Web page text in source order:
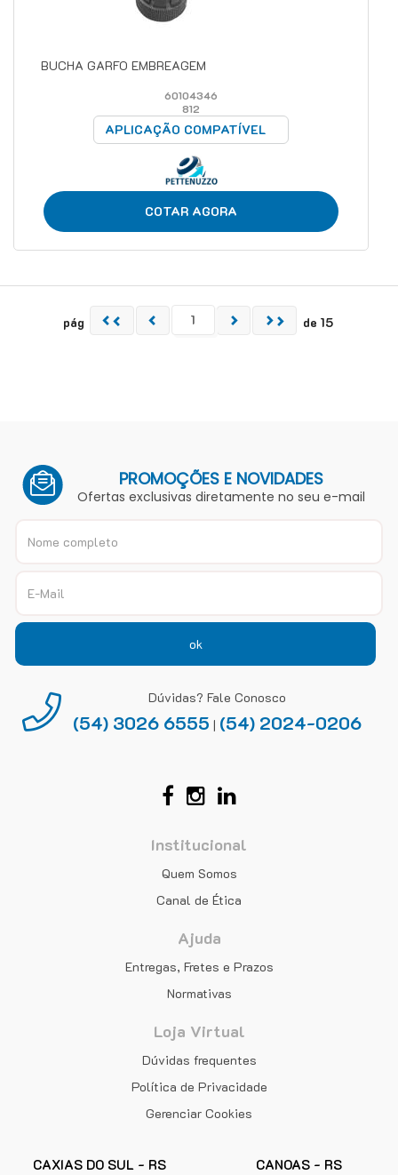
BUCHA GARFO EMBREAGEM
60104346
812
APLICAÇÃO COMPATÍVEL
COTAR AGORA
pág de 15
PROMOÇÕES E NOVIDADES
Ofertas exclusivas diretamente no seu e-mail
ok
Dúvidas? Fale Conosco
(54) 3026 6555 | (54) 2024-0206
Institucional
Quem Somos
Canal de Ética
Ajuda
Entregas, Fretes e Prazos
Normativas
Loja Virtual
Dúvidas frequentes
Política de Privacidade
Gerenciar Cookies
CAXIAS DO SUL - RS
CANOAS - RS